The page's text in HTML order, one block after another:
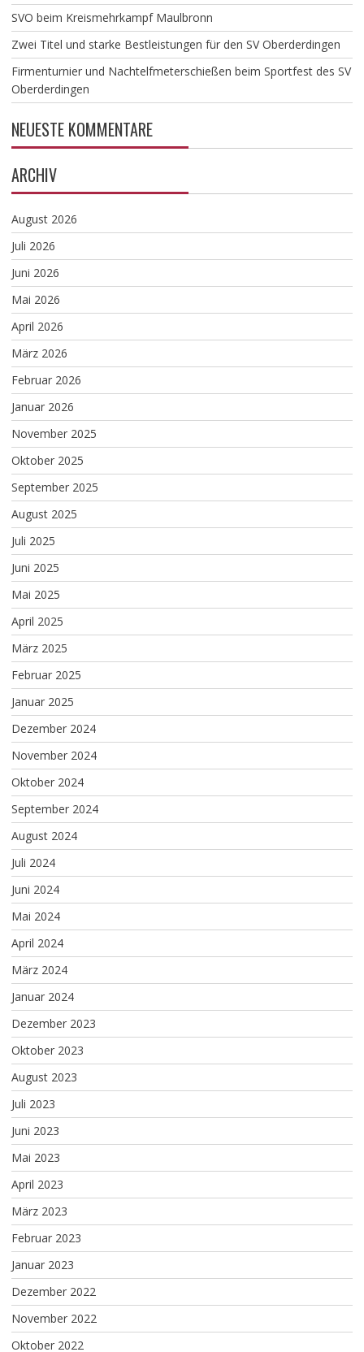
SVO beim Kreismehrkampf Maulbronn
Zwei Titel und starke Bestleistungen für den SV Oberderdingen
Firmenturnier und Nachtelfmeterschießen beim Sportfest des SV
Oberderdingen
NEUESTE KOMMENTARE
ARCHIV
August 2026
Juli 2026
Juni 2026
Mai 2026
April 2026
März 2026
Februar 2026
Januar 2026
November 2025
Oktober 2025
September 2025
August 2025
Juli 2025
Juni 2025
Mai 2025
April 2025
März 2025
Februar 2025
Januar 2025
Dezember 2024
November 2024
Oktober 2024
September 2024
August 2024
Juli 2024
Juni 2024
Mai 2024
April 2024
März 2024
Januar 2024
Dezember 2023
Oktober 2023
August 2023
Juli 2023
Juni 2023
Mai 2023
April 2023
März 2023
Februar 2023
Januar 2023
Dezember 2022
November 2022
Oktober 2022